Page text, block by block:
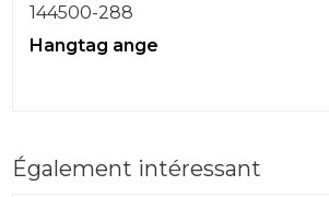
144500-288
Hangtag ange
Également intéressant